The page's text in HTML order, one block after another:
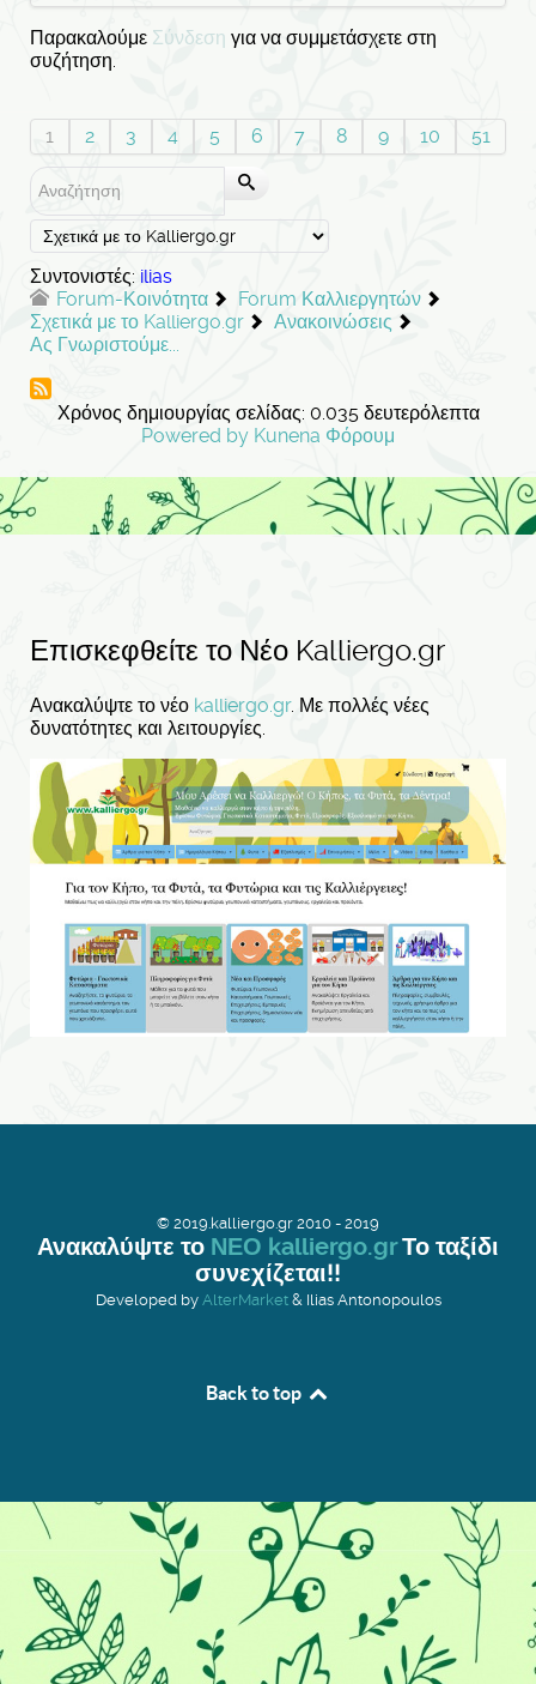
Παρακαλούμε Σύνδεση για να συμμετάσχετε στη
συζήτηση.
1 2 3 4 5 6 7 8 9 10 51
Συντονιστές: ilias
Forum-Κοινότητα
Forum Καλλιεργητών
Σχετικά με το Kalliergo.gr
Ανακοινώσεις
Ας Γνωριστούμε...
Χρόνος δημιουργίας σελίδας: 0.035 δευτερόλεπτα
Powered by Kunena Φόρουμ
Επισκεφθείτε το Νέο Kalliergo.gr
Ανακαλύψτε το νέο kalliergo.gr. Με πολλές νέες
δυνατότητες και λειτουργίες.
© 2019.kalliergo.gr 2010 - 2019
Ανακαλύψτε το ΝΕΟ kalliergo.grΤο ταξίδι
συνεχίζεται!!
Developed by AlterMarket& Ilias Antonopoulos
Back to top